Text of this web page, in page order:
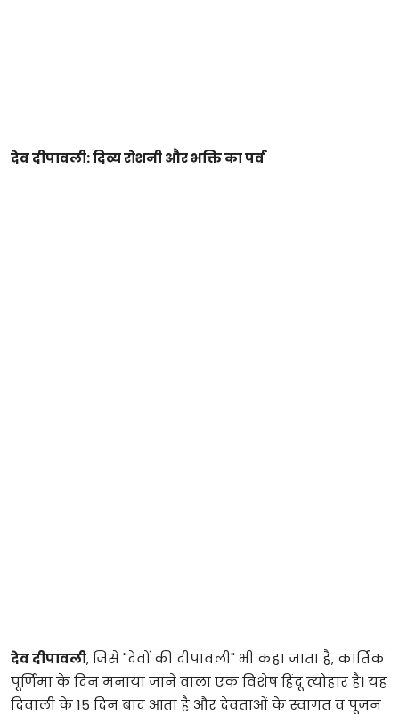
देव दीपावली: दिव्य रोशनी और भक्ति का पर्व
देव दीपावली, जिसे "देवों की दीपावली" भी कहा जाता है, कार्तिक
पूर्णिमा के दिन मनाया जाने वाला एक विशेष हिंदू त्योहार है। यह
दिवाली के 15 दिन बाद आता है और देवताओं के स्वागत व पूजन